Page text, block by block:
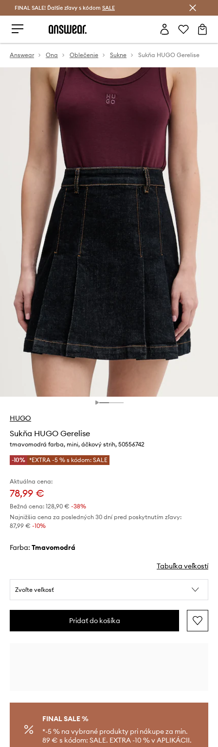
Šetrite s Answear Club >
FINAL SALE! Ďalšie zľavy s kódom SALE
Answear Ona Oblečenie Sukne Sukňa HUGO Gerelise
HUGO
Sukňa HUGO Gerelise
tmavomodrá farba, mini, áčkový strih, 50556742
-10% *EXTRA -5 % s kódom: SALE
Aktuálna cena:
78,99 €
Bežná cena: 128,90 € -38%
Najnižšia cena za posledných 30 dní pred poskytnutím zľavy:
87,99 € -10%
Farba: tmavomodrá
Tabuľka veľkostí
Zvoľte veľkosť
Pridať do košíka
FINAL SALE %
*-5 % na vybrané produkty pri nákupe za min.
89 € s kódom: SALE. EXTRA -10 % v APLIKÁCII.